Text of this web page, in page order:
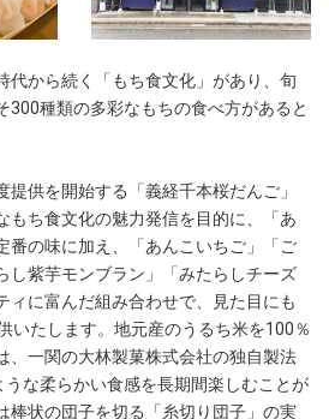
代から続く「もち食文化」があり、旬
300種類の多彩なもちの食べ方があると
供を開始する「義経千本桜だんご」
もち食文化の魅力発信を目的に、「あ
番の味に加え、「あんこいちご」「ご
し紫芋モンブラン」「みたらしチーズ
ィに富んだ組み合わせで、見た目にも
いたします。地元産のうるち米を100％
、一関の大林製菓株式会社の独自製法
うな柔らかい食感を長期間楽しむことが
棒状の団子を切る「糸切り団子」の実